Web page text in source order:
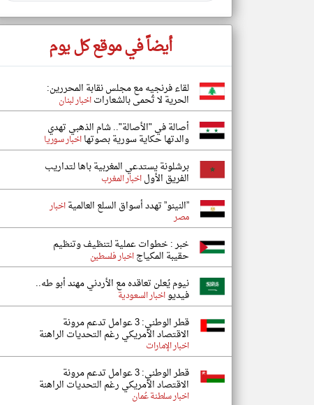
أيضاً في موقع كل يوم
لقاء فرنجيه مع مجلس نقابة المحررين:
الحرية لا تُحمى بالشعاراتاخبار لبنان
أصالة في "الأصالة".. شام الذهبي تهدي
والدتها حكاية سورية بصوتهااخبار سوريا
برشلونة يستدعي المغربية باها لتداريب
الفريق الأولاخبار المغرب
”النينو” تهدد أسواق السلع العالميةاخبار
مصر
خبر : خطوات عملية لتنظيف وتنظيم
حقيبة المكياجاخبار فلسطين
نيوم يُعلن تعاقده مع الأردني مهند أبو طه..
فيديواخبار السعودية
قطر الوطني: 3 عوامل تدعم مرونة
الاقتصاد الأمريكي رغم التحديات الراهنة
اخبار الإمارات
قطر الوطني: 3 عوامل تدعم مرونة
الاقتصاد الأمريكي رغم التحديات الراهنة
اخبار سلطنة عُمان